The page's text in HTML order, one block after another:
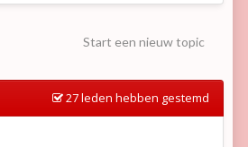
Start een nieuw topic
27 leden hebben gestemd